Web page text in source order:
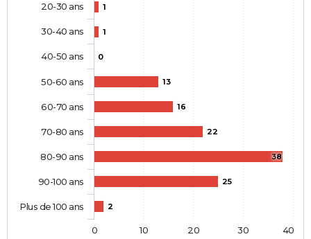
1
1
0
13
16
22
38
25
2
20-30 ans
30-40 ans
40-50 ans
50-60 ans
60-70 ans
70-80 ans
80-90 ans
90-100 ans
Plus de 100 ans
0 10 20 30 40